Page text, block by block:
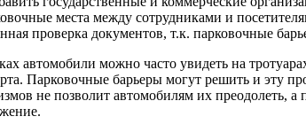
места между сотрудниками и
проверка документов, т.к. парковочные
автомобили можно часто увидеть на
Парковочные барьеры могут решить и эту
не позволит автомобилям их преодолеть,